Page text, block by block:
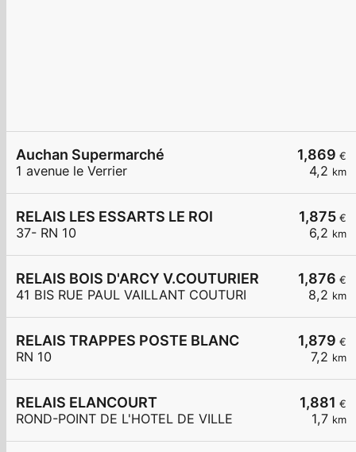
1,869 €
4,2 km
Auchan Supermarché
1 avenue le Verrier
1,875 €
6,2 km
RELAIS LES ESSARTS LE ROI
37- RN 10
1,876 €
8,2 km
RELAIS BOIS D'ARCY V.COUTURIER
41 BIS RUE PAUL VAILLANT COUTURI
1,879 €
7,2 km
RELAIS TRAPPES POSTE BLANC
RN 10
1,881 €
1,7 km
RELAIS ELANCOURT
ROND-POINT DE L'HOTEL DE VILLE